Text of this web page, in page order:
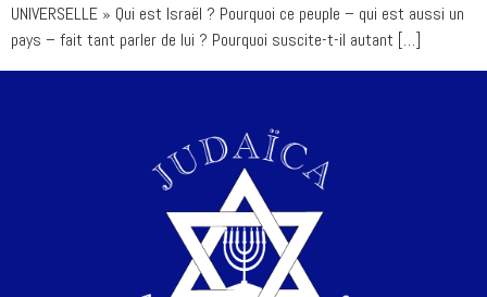
UNIVERSELLE » Qui est Israël ? Pourquoi ce peuple – qui est aussi un
pays – fait tant parler de lui ? Pourquoi suscite-t-il autant […]